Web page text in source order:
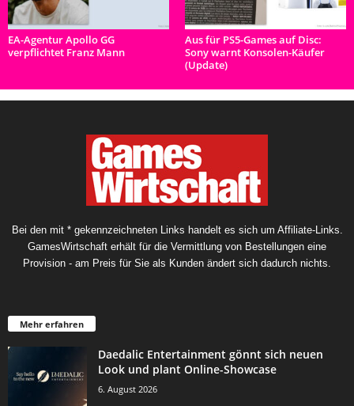
EA-Agentur Apollo GG
verpflichtet Franz Mann
Aus für PS5-Games auf Disc:
Sony warnt Konsolen-Käufer
(Update)
Bei den mit * gekennzeichneten Links handelt es sich um Affiliate-Links.
GamesWirtschaft erhält für die Vermittlung von Bestellungen eine
Provision - am Preis für Sie als Kunden ändert sich dadurch nichts.
Mehr erfahren
Daedalic Entertainment gönnt sich neuen
Look und plant Online-Showcase
6. August 2026